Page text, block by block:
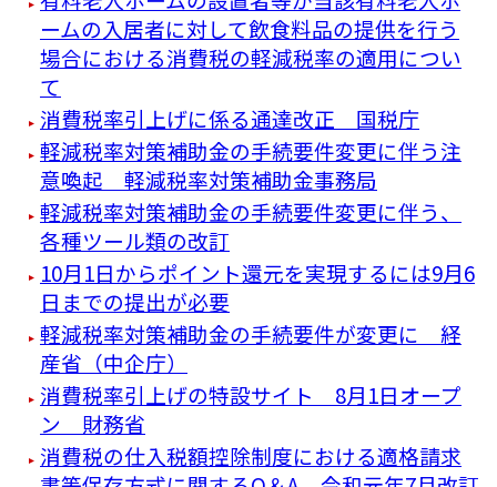
ームの入居者に対して飲食料品の提供を行う
場合における消費税の軽減税率の適用につい
て
消費税率引上げに係る通達改正 国税庁
軽減税率対策補助金の手続要件変更に伴う注
意喚起 軽減税率対策補助金事務局
軽減税率対策補助金の手続要件変更に伴う、
各種ツール類の改訂
10月1日からポイント還元を実現するには9月6
日までの提出が必要
軽減税率対策補助金の手続要件が変更に 経
産省（中企庁）
消費税率引上げの特設サイト 8月1日オープ
ン 財務省
消費税の仕入税額控除制度における適格請求